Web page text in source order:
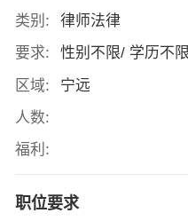
类别:
律师法律
要求:
性别不限/ 学历不
区域:
宁远
人数:
福利:
职位要求